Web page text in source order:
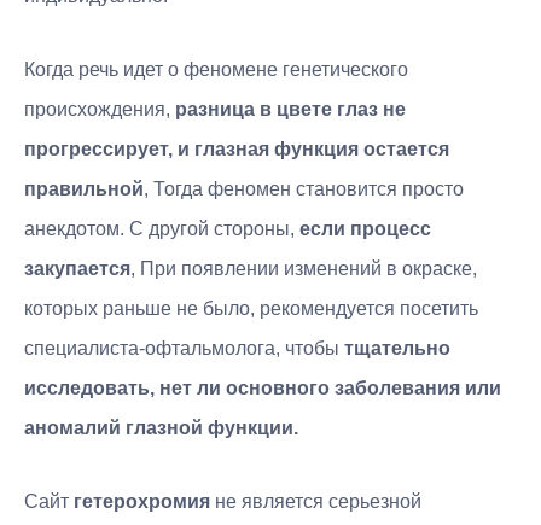
Когда речь идет о феномене генетического
происхождения, разница в цвете глаз не
прогрессирует, и глазная функция остается
правильной, Тогда феномен становится просто
анекдотом. С другой стороны, если процесс
закупается, При появлении изменений в окраске,
которых раньше не было, рекомендуется посетить
специалиста-офтальмолога, чтобы тщательно
исследовать, нет ли основного заболевания или
аномалий глазной функции.
Сайт гетерохромия не является серьезной